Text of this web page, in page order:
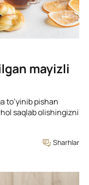
mayizli
to’yinib pishan
saqlab olishingizni
Sharhlar